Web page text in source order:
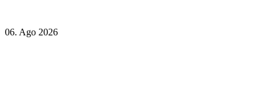
06. Ago 2026